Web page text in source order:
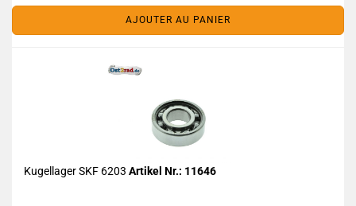
AJOUTER AU PANIER
Kugellager SKF 6203 Artikel Nr.: 11646